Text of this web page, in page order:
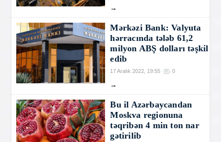
→
Mərkəzi Bank: Valyuta
hərracında tələb 61,2
milyon ABŞ dolları təşkil
edib
17 Aralık 2022, 19:55 0
→
Bu il Azərbaycandan
Moskva regionuna
təqribən 4 min ton nar
gətirilib